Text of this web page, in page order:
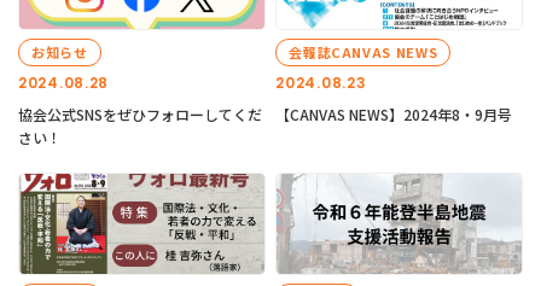
2024.08.28
お知らせ
協会公式SNSをぜひフォローしてくだ
さい！
2024.08.23
会報誌CANVAS NEWS
【CANVAS NEWS】2024年8・9月号